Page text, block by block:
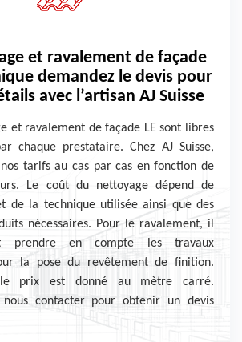
et ravalement de façade
demandez le devis pour
avec l’artisan AJ Suisse
et ravalement de façade LE sont libres
chaque prestataire. Chez AJ Suisse,
nos tarifs au cas par cas en fonction de
Le coût du nettoyage dépend de
de la technique utilisée ainsi que des
nécessaires. Pour le ravalement, il
prendre en compte les travaux
la pose du revêtement de finition.
le prix est donné au mètre carré.
contacter pour obtenir un devis